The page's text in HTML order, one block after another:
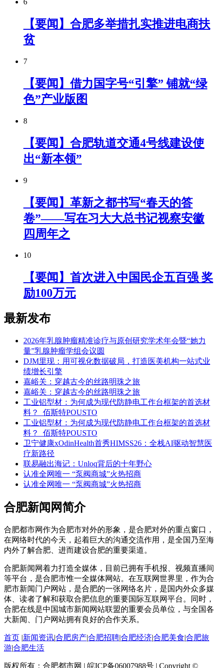
6
【要闻】合肥多举措扎实推进电商扶
贫
7
【要闻】借力国字号“引擎” 铺就“绿
色”产业版图
8
【要闻】合肥轨道交通4号线建设使
出“新本领”
9
【要闻】革新之都书写“春天的答
卷”——写在习大大总书记视察安徽
四周年之
10
【要闻】首次进入中国民企五百强 奖
励100万元
最新发布
2026年乳腺肿瘤精准诊疗与原创研究学术年会暨“她力
量”乳腺肿瘤学组会议圆
DJM里现：用可视化数据破局，打造医美机构一站式业
绩增长引擎
嘉峪关：穿越古今的丝路明珠之旅
嘉峪关：穿越古今的丝路明珠之旅
工业铝型材：为何成为现代防静电工作台框架的首选材
料？_佰斯特POUSTO
工业铝型材：为何成为现代防静电工作台框架的首选材
料？_佰斯特POUSTO
卫宁健康xOdinHealth首秀HIMSS26：全栈AI驱动智慧医
疗新路径
联易融出海记：Unloq背后的十年野心
认准全网唯一 “泵阀商城”火热招商
认准全网唯一 “泵阀商城”火热招商
合肥新闻网简介
合肥都市网作为合肥市对外的形象，是合肥对外的重点窗口，
在网络时代的今天，起着巨大的沟通交流作用，是全国乃至海
内外了解合肥、进而建设合肥的重要渠道。
合肥新闻网着力打造全媒体，目前已拥有手机报、视频直播间
等平台，是合肥市惟一全媒体网站。在互联网世界里，作为合
肥市新闻门户网站，是合肥的一张网络名片，是国内外众多媒
体、读者了解和获取合肥信息的重要国际互联网平台。同时，
合肥在线是中国城市新闻网站联盟的重要会员单位，与全国各
大新闻、门户网站拥有良好的合作关系。
首页 |新闻资讯|合肥房产|合肥招聘|合肥经济|合肥美食|合肥旅
游|合肥生活
版权所有：合肥都市网 | 皖ICP备06007988号 | Copyright ©